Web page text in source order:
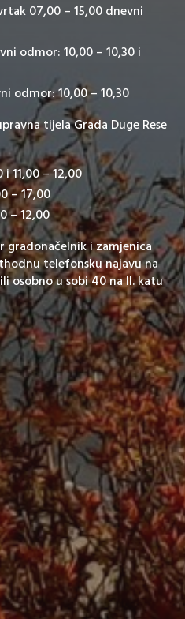
07,00 – 15,00 dnevni
odmor: 10,00 – 10,30 i
odmor: 10,00 – 10,30
tijela Grada Duge Rese
11,00 – 12,00
– 17,00
– 12,00
gradonačelnik i zamjenica
telefonsku najavu na
osobno u sobi 40 na II. katu